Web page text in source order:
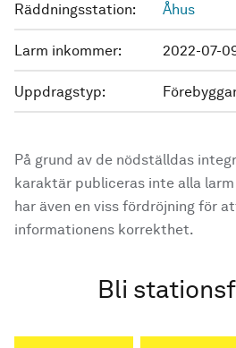
Räddningsstation: Åhus
Larm inkommer: 2022-07-
Uppdragstyp:
På grund av de nödställdas
karaktär publiceras inte alla
har även en viss fördröjning för
informationens korrekthet.
Bli